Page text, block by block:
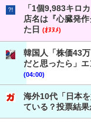
「1個9,983キロ
店名は『心臓発
た日 (ｵﾇﾇﾒ)
韓国人「株価43
だと思ったら」
(04:00)
海外10代「日本
ている？投票結果